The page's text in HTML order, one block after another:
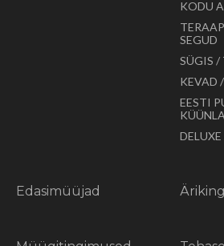
KODU
SEGUD
SÜGIS /
KEVAD
EESTI
Edasimüüjad